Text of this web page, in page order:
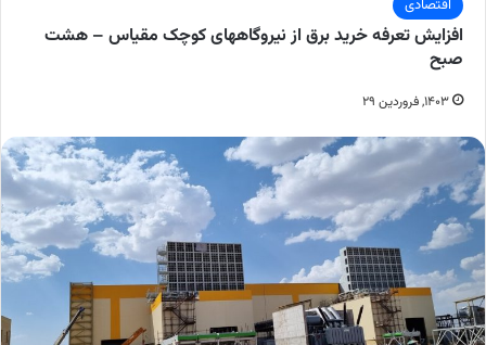
اقتصادی
افزایش تعرفه خرید برق از نیروگاههای کوچک مقیاس – هشت
صبح
۱۴۰۳, فروردین ۲۹